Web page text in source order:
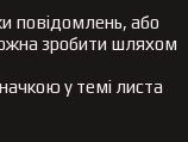
повідомлень, або
зробити шляхом
у темі листа